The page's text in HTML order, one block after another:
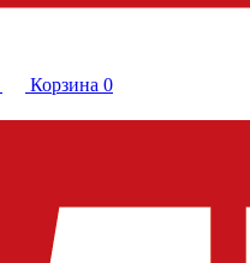
Корзина 0